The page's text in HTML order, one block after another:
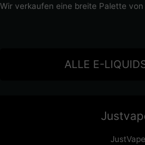
Wir verkaufen eine breite Palette
ALLE E-